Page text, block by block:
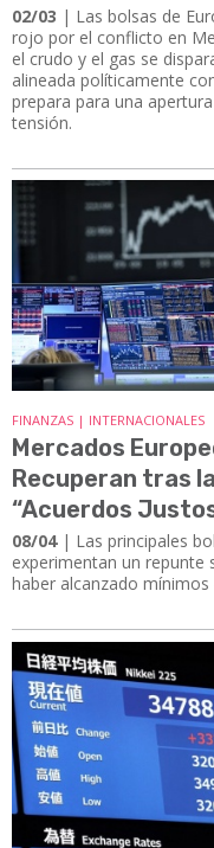
02/03 | Las bolsas de
rojo por el conflicto en
el crudo y el gas se
alineada políticamente
prepara para una
tensión.
FINANZAS | INTERNACIONALES
Mercados
Recuperan tras
“Acuerdos
08/04| Las principales
experimentan un repunte
haber alcanzado mínimos